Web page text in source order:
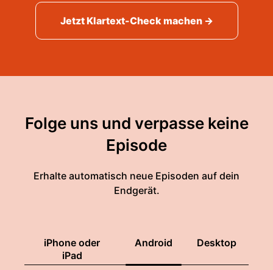
Jetzt Klartext-Check machen →
Folge uns und verpasse keine
Episode
Erhalte automatisch neue Episoden auf dein
Endgerät.
iPhone oder
iPad
Android Desktop